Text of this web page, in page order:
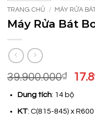
TRANG CHỦ / MÁY RỬA
Máy Rửa Bát
39.900.000₫
Giá
là:
Dung tích: 14 bộ
KT: C(815-845) x